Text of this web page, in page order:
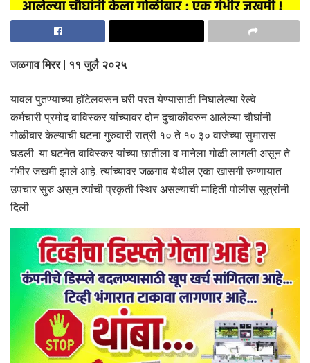
जळगाव मिरर | ११ जुलै २०२५
यावल पुतण्याच्या हॉटेलवरून घरी परत येण्यासाठी निघालेल्या रेल्वे
कर्मचारी प्रमोद बाविस्कर यांच्यावर दोन दुचाकीवरुन आलेल्या चौघांनी
गोळीबार केल्याची घटना गुरुवारी रात्री १० ते १०.३० वाजेच्या सुमारास
घडली. या घटनेत बाविस्कर यांच्या छातीला व मानेला गोळी लागली असून ते
गंभीर जखमी झाले आहे. त्यांच्यावर जळगाव येथील एका खासगी रुग्णायात
उपचार सुरु असून त्यांची प्रकृती स्थिर असल्याची माहिती पोलीस सूत्रांनी
दिली.